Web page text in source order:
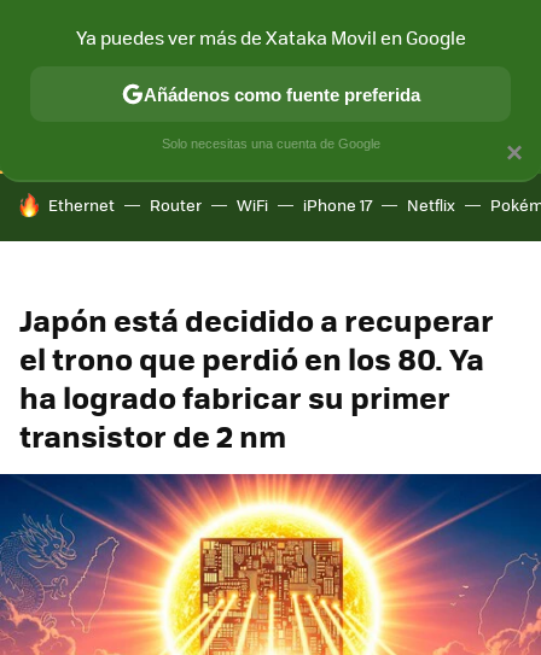
CONECTIVIDAD MÓVIL Y SOCIEDAD APLICACIONES
HOY SE HABLA DE
Ethernet Router WiFi iPhone 17 Netflix
Japón está decidido a recuperar
el trono que perdió en los 80. Ya
ha logrado fabricar su primer
transistor de 2 nm
×
Ya puedes ver más de Xataka Movil en Google
Añádenos como fuente preferida
Solo necesitas una cuenta de Google